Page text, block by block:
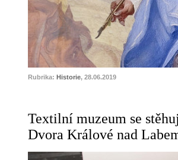
Rubrika: Historie, 28.06.2019
Textilní muzeum se
Dvora Králové nad